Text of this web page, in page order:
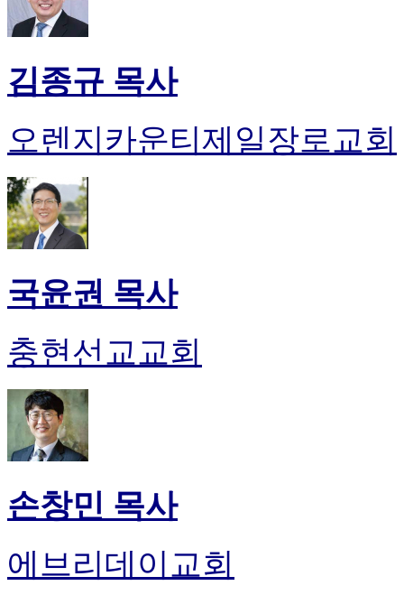
김종규 목사
오렌지카운티제일장로교회
국윤권 목사
충현선교교회
손창민 목사
에브리데이교회